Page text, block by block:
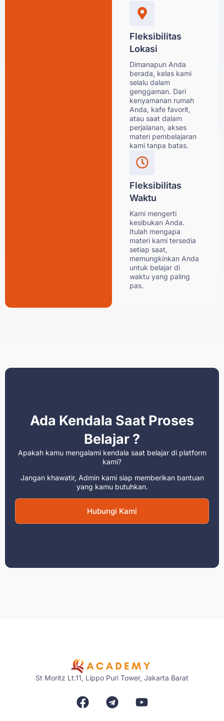
Fleksibilitas
Lokasi
Dimanapun Anda
berada, kelas kami
selalu dalam
genggaman. Dari
kenyamanan rumah
Anda, kafe favorit,
atau saat dalam
perjalanan, akses
materi pembelajaran
kami tanpa batas.
Fleksibilitas
Waktu
Kami mengerti
kesibukan Anda.
Itulah mengapa
materi kami tersedia
setiap saat,
memungkinkan Anda
untuk belajar di
waktu yang paling
pas.
Ada Kendala Saat Proses
Belajar ?
Apakah kamu mengalami kendala saat belajar di platform
kami?
Jangan khawatir, Admin kami siap memberikan bantuan
yang kamu butuhkan.
Hubungi Kami
St Moritz Lt.11, Lippo Puri Tower, Jakarta Barat